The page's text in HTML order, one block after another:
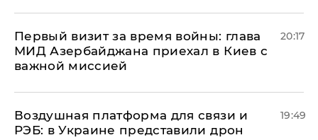
Первый визит за время войны: глава
МИД Азербайджана приехал в Киев с
важной миссией
20:17
Воздушная платформа для связи и
РЭБ: в Украине представили дрон
19:49